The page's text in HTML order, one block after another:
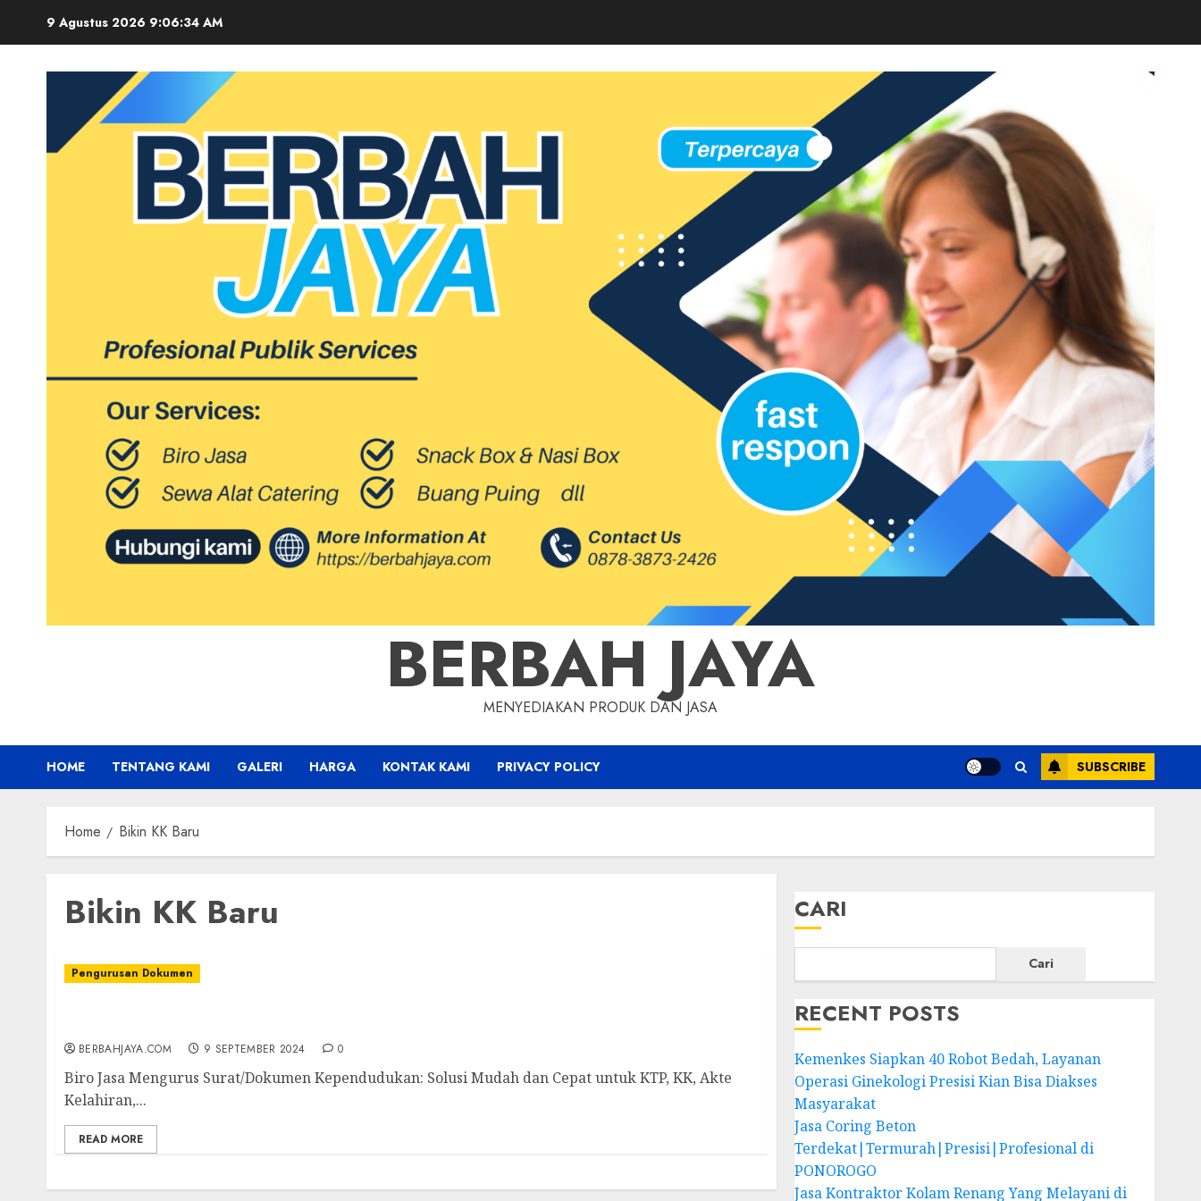
9 Agustus 2026 9:06:34 AM
BERBAH JAYA
MENYEDIAKAN PRODUK DAN JASA
HOME TENTANG KAMI GALERI HARGA KONTAK KAMI PRIVACY POLICY SUBSCRIBE
Home Bikin KK Baru
Bikin KK Baru
Pengurusan Dokumen
BERBAHJAYA.COM 9 SEPTEMBER 2024 0
Biro Jasa Mengurus Surat/Dokumen Kependudukan: Solusi Mudah dan Cepat untuk KTP, KK, Akte
Kelahiran,...
READ MORE
CARI
Cari
RECENT POSTS
Kemenkes Siapkan 40 Robot Bedah, Layanan
Operasi Ginekologi Presisi Kian Bisa Diakses
Masyarakat
Jasa Coring Beton
Terdekat|Termurah|Presisi|Profesional di
PONOROGO
Jasa Kontraktor Kolam Renang Yang Melayani di